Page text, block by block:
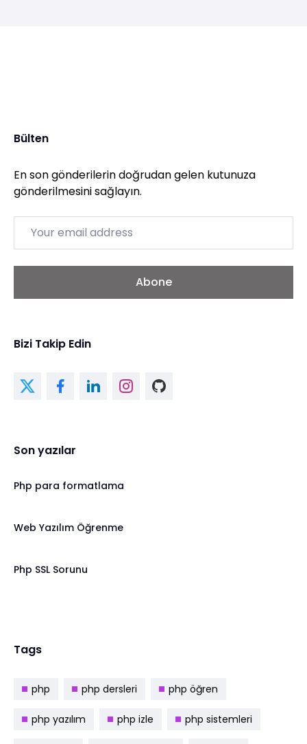
Bülten
En son gönderilerin doğrudan gelen kutunuza
gönderilmesini sağlayın.
Abone
Bizi Takip Edin
Son yazılar
Php para formatlama
Web Yazılım Öğrenme
Php SSL Sorunu
Tags
php php dersleri php öğren
php yazılım php izle php sistemleri